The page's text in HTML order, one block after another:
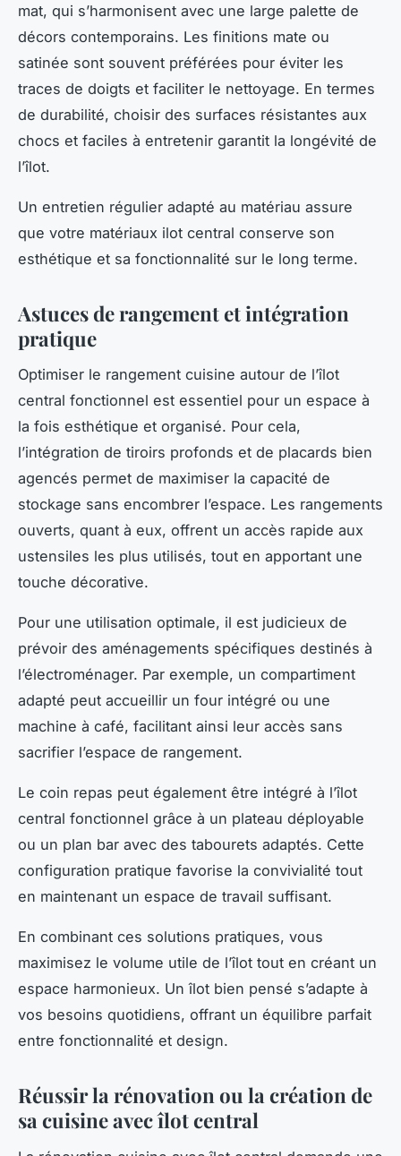
mat, qui s’harmonisent avec une large palette de
décors contemporains. Les finitions mate ou
satinée sont souvent préférées pour éviter les
traces de doigts et faciliter le nettoyage. En termes
de durabilité, choisir des surfaces résistantes aux
chocs et faciles à entretenir garantit la longévité de
l’îlot.
Un entretien régulier adapté au matériau assure
que votre matériaux ilot central conserve son
esthétique et sa fonctionnalité sur le long terme.
Astuces de rangement et intégration
pratique
Optimiser le rangement cuisine autour de l’îlot
central fonctionnel est essentiel pour un espace à
la fois esthétique et organisé. Pour cela,
l’intégration de tiroirs profonds et de placards bien
agencés permet de maximiser la capacité de
stockage sans encombrer l’espace. Les rangements
ouverts, quant à eux, offrent un accès rapide aux
ustensiles les plus utilisés, tout en apportant une
touche décorative.
Pour une utilisation optimale, il est judicieux de
prévoir des aménagements spécifiques destinés à
l’électroménager. Par exemple, un compartiment
adapté peut accueillir un four intégré ou une
machine à café, facilitant ainsi leur accès sans
sacrifier l’espace de rangement.
Le coin repas peut également être intégré à l’îlot
central fonctionnel grâce à un plateau déployable
ou un plan bar avec des tabourets adaptés. Cette
configuration pratique favorise la convivialité tout
en maintenant un espace de travail suffisant.
En combinant ces solutions pratiques, vous
maximisez le volume utile de l’îlot tout en créant un
espace harmonieux. Un îlot bien pensé s’adapte à
vos besoins quotidiens, offrant un équilibre parfait
entre fonctionnalité et design.
Réussir la rénovation ou la création de
sa cuisine avec îlot central